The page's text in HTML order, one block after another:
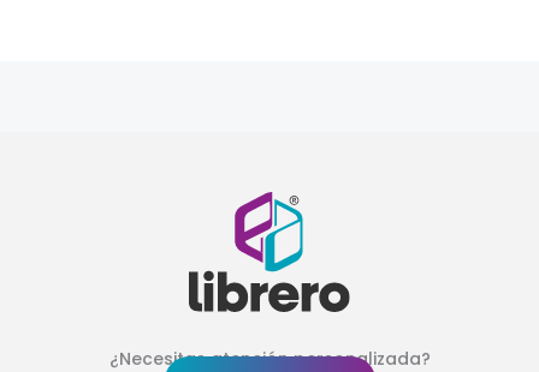
¿Necesitas atención personalizada?